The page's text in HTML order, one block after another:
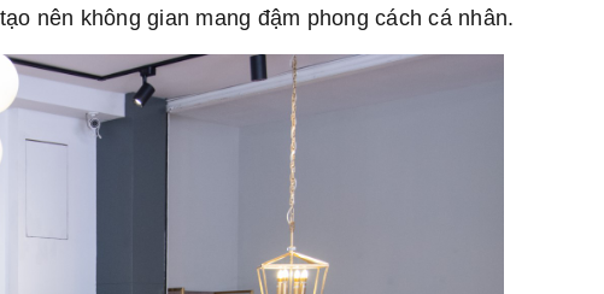
nên không gian mang đậm phong cách cá nhân.